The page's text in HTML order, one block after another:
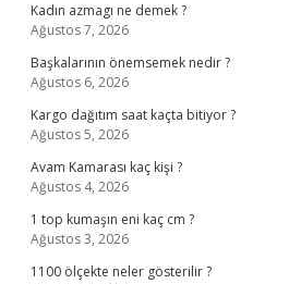
Kadın azmagı ne demek ?
Ağustos 7, 2026
Başkalarının önemsemek nedir ?
Ağustos 6, 2026
Kargo dağıtım saat kaçta bitiyor ?
Ağustos 5, 2026
Avam Kamarası kaç kişi ?
Ağustos 4, 2026
1 top kumaşın eni kaç cm ?
Ağustos 3, 2026
1100 ölçekte neler gösterilir ?